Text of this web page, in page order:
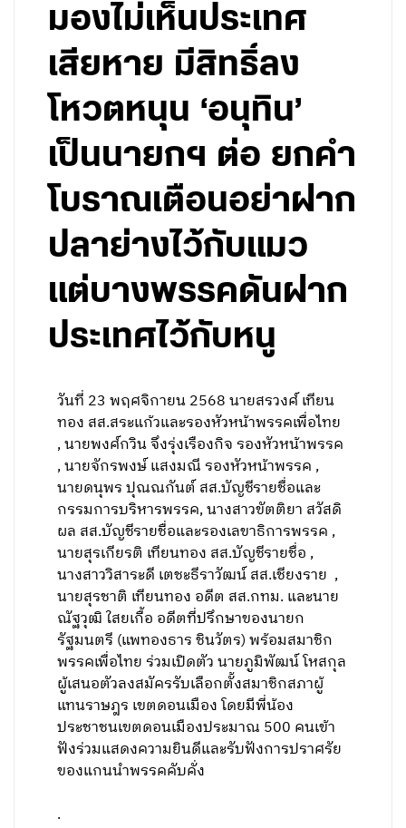
มองไม่เห็นประเทศ
เสียหาย มีสิทธิ์ลง
โหวตหนุน ‘อนุทิน’
เป็นนายกฯ ต่อ ยกคำ
โบราณเตือนอย่าฝาก
ปลาย่างไว้กับแมว
แต่บางพรรคดันฝาก
ประเทศไว้กับหนู
วันที่ 23 พฤศจิกายน 2568 นายสรวงศ์ เทียน
ทอง สส.สระแก้วและรองหัวหน้าพรรคเพื่อไทย
, นายพงศ์กวิน จึงรุ่งเรืองกิจ รองหัวหน้าพรรค
, นายจักรพงษ์ แสงมณี รองหัวหน้าพรรค ,
นายดนุพร ปุณณกันต์ สส.บัญชีรายชื่อและ
กรรมการบริหารพรรค, นางสาวขัตติยา สวัสดิ
ผล สส.บัญชีรายชื่อและรองเลขาธิการพรรค ,
นายสุรเกียรติ เทียนทอง สส.บัญชีรายชื่อ ,
นางสาววิสาระดี เตชะธีราวัฒน์ สส.เชียงราย ,
นายสุรชาติ เทียนทอง อดีต สส.กทม. และนาย
ณัฐวุฒิ ใสยเกื้อ อดีตที่ปรึกษาของนายก
รัฐมนตรี (แพทองธาร ชินวัตร) พร้อมสมาชิก
พรรคเพื่อไทย ร่วมเปิดตัว นายภูมิพัฒน์ โหสกุล
ผู้เสนอตัวลงสมัครรับเลือกตั้งสมาชิกสภาผู้
แทนราษฎร เขตดอนเมือง โดยมีพี่น้อง
ประชาชนเขตดอนเมืองประมาณ 500 คนเข้า
ฟังร่วมแสดงความยินดีและรับฟังการปราศรัย
ของแกนนำพรรคคับคั่ง
.